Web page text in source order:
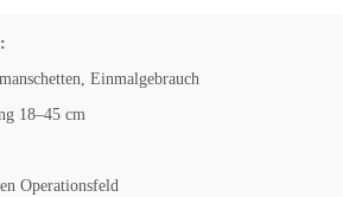
Einmalgebrauch
18–45 cm
Operationsfeld